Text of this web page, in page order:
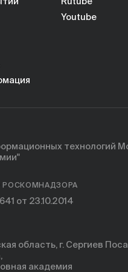
Youtube
технологий
РОСКОМНАДЗОРА
от 23.10.2014
область, г. Сергиев
академия